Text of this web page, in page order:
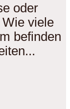
oder
viele
befinden